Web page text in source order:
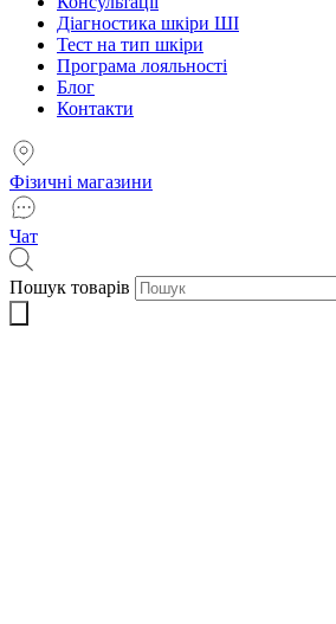
Діагностика шкіри ШІ
Тест на тип шкіри
Програма лояльності
Блог
Контакти
Фізичні магазини
Чат
Пошук товарів